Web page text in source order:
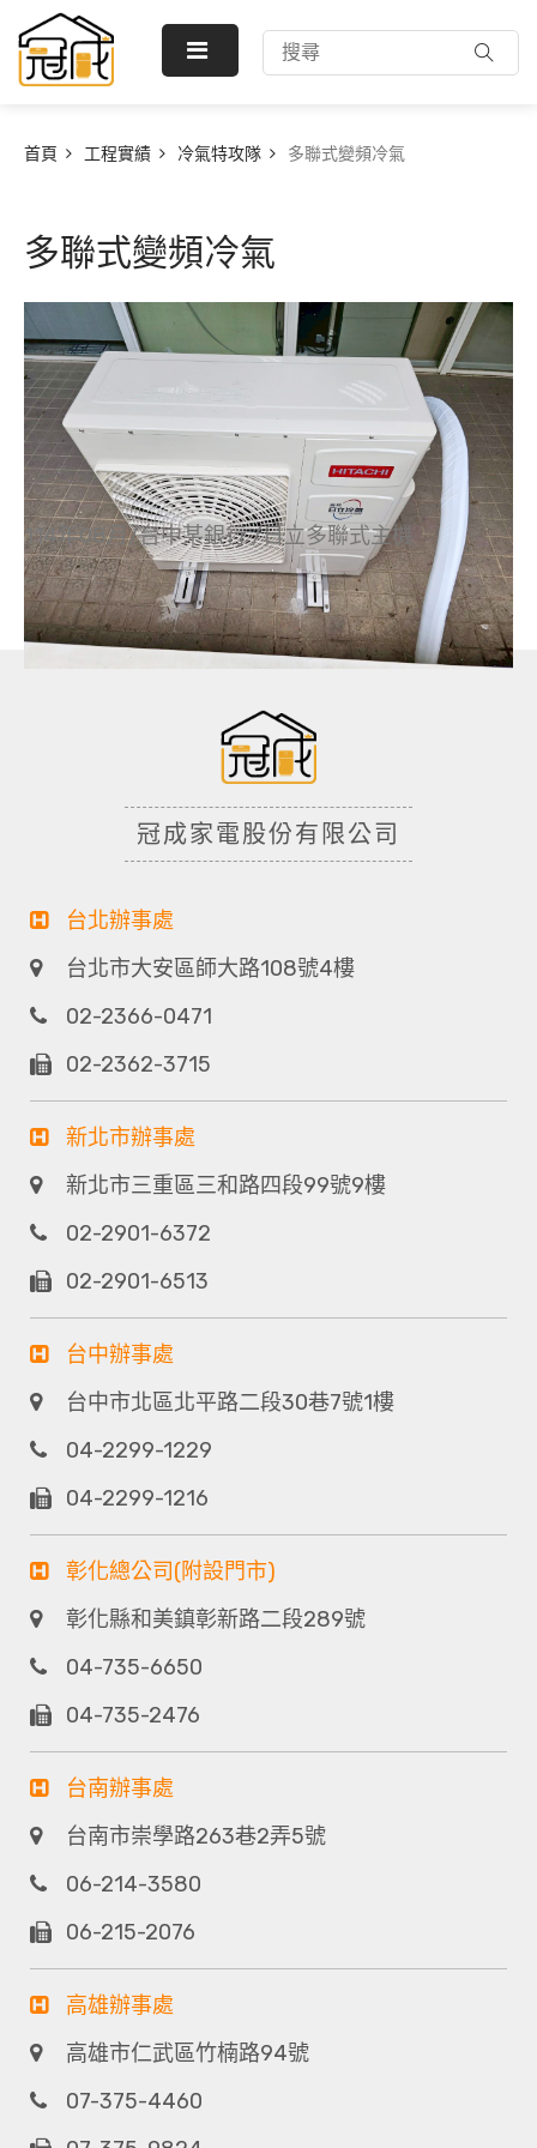
首頁 工程實績 冷氣特攻隊 多聯式變頻冷氣
多聯式變頻冷氣
114年08月/台中某銀行 /日立多聯式主機
冠成家電股份有限公司
台北辦事處
台北市大安區師大路108號4樓
02-2366-0471
02-2362-3715
新北市辦事處
新北市三重區三和路四段99號9樓
02-2901-6372
02-2901-6513
台中辦事處
台中市北區北平路二段30巷7號1樓
04-2299-1229
04-2299-1216
彰化總公司(附設門市)
彰化縣和美鎮彰新路二段289號
04-735-6650
04-735-2476
台南辦事處
台南市崇學路263巷2弄5號
06-214-3580
06-215-2076
高雄辦事處
高雄市仁武區竹楠路94號
07-375-4460